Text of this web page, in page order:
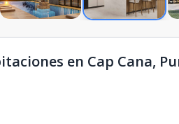
en Cap Cana,